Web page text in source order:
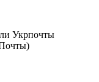
Укрпочты